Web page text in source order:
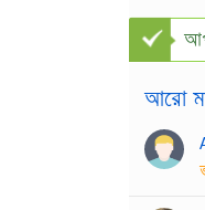
আরো